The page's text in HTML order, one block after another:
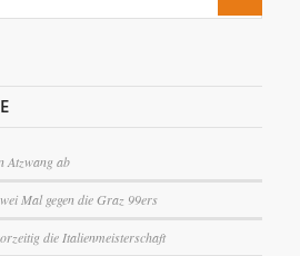
Atzwang ab
Mal gegen die Graz 99ers
die Italienmeisterschaft